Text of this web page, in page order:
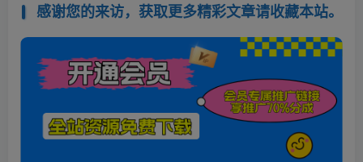
感谢您的来访，获取更多精彩文章请收藏本站。